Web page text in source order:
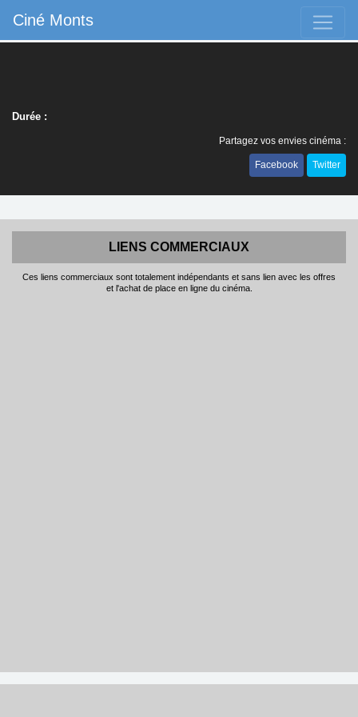
Ciné Monts
Durée :
Partagez vos envies cinéma :
Facebook Twitter
LIENS COMMERCIAUX
Ces liens commerciaux sont totalement indépendants et sans lien avec les offres
et l'achat de place en ligne du cinéma.